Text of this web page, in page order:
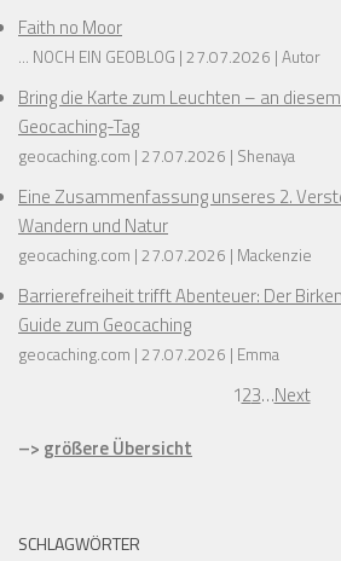
Faith no Moor
... NOCH EIN GEOBLOG 27.07.2026 Autor
Bring die Karte zum Leuchten – an
Geocaching-Tag
geocaching.com 27.07.2026 Shenaya
Eine Zusammenfassung unseres 2.
Wandern und Natur
geocaching.com 27.07.2026 Mackenzie
Barrierefreiheit trifft Abenteuer: Der
Guide zum Geocaching
geocaching.com 27.07.2026 Emma
123…Next
–> größere Übersicht
SCHLAGWÖRTER